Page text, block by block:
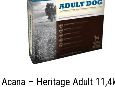
Acana – Heritage Adult